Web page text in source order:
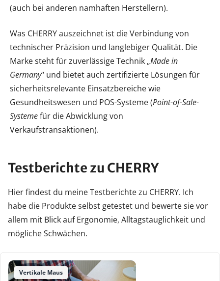
(auch bei anderen namhaften Herstellern).
Was CHERRY auszeichnet ist die Verbindung von
technischer Präzision und langlebiger Qualität. Die
Marke steht für zuverlässige Technik „Made in
Germany“ und bietet auch zertifizierte Lösungen für
sicherheitsrelevante Einsatzbereiche wie
Gesundheitswesen und POS-Systeme (Point-of-Sale-
Systemefür die Abwicklung von
Verkaufstransaktionen).
Testberichte zu CHERRY
Hier findest du meine Testberichte zu CHERRY. Ich
habe die Produkte selbst getestet und bewerte sie vor
allem mit Blick auf Ergonomie, Alltagstauglichkeit und
mögliche Schwächen.
Vertikale Maus